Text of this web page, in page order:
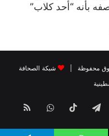
بأنه “أحد كلاب”
شبكة الصحافة
تيلقرام ‫TikTokواتسابملخص
الموقع